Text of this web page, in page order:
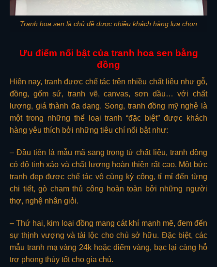
Tranh hoa sen là chủ đề được nhiều khách hàng lựa chọn
Ưu điểm nổi bật của tranh hoa sen bằng
đồng
Hiện nay, tranh được chế tác trên nhiều chất liệu như gỗ,
đồng, gốm sứ, tranh vẽ, canvas, sơn dầu… với chất
lượng, giá thành đa dạng. Song, tranh đồng mỹ nghệ là
một trong những thể loại tranh “đặc biệt” được khách
hàng yêu thích bởi những tiêu chí nổi bật như:
– Đầu tiên là mẫu mã sang trọng từ chất liệu, tranh đồng
có độ tinh xảo và chất lượng hoàn thiện rất cao. Một bức
tranh đẹp được chế tác vô cùng kỳ công, tỉ mỉ đến từng
chi tiết, gò chạm thủ công hoàn toàn bởi những người
thợ, nghệ nhân giỏi.
– Thứ hai, kim loại đồng mang cát khí mạnh mẽ, đem đến
sự thịnh vượng và tài lộc cho chủ sở hữu. Đặc biệt, các
mẫu tranh mạ vàng 24k hoặc điểm vàng, bạc lại càng hỗ
trợ phong thủy tốt cho gia chủ.